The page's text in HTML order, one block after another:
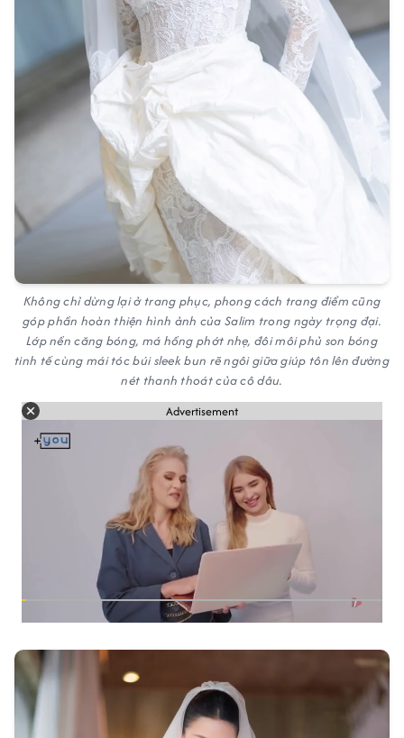
Không chỉ dừng lại ở trang phục, phong cách trang điểm cũng
góp phần hoàn thiện hình ảnh của Salim trong ngày trọng đại.
Lớp nền căng bóng, má hồng phớt nhẹ, đôi môi phủ son bóng
tinh tế cùng mái tóc búi sleek bun rẽ ngôi giữa giúp tôn lên đường
nét thanh thoát của cô dâu.
Advertisement